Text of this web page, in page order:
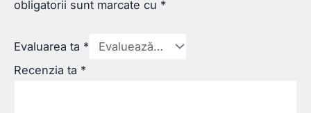
obligatorii sunt marcate cu *
Evaluarea ta *
Recenzia ta *